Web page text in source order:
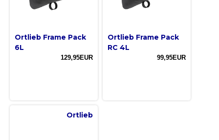
Ortlieb Frame Pack
6L
129,95EUR
Ortlieb Frame Pack
RC 4L
99,95EUR
Ortlieb